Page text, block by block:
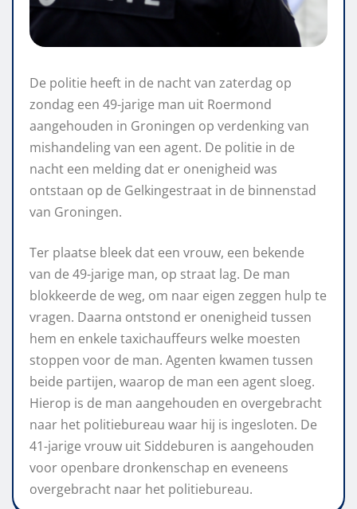
De politie heeft in de nacht van zaterdag op
zondag een 49-jarige man uit Roermond
aangehouden in Groningen op verdenking van
mishandeling van een agent. De politie in de
nacht een melding dat er onenigheid was
ontstaan op de Gelkingestraat in de binnenstad
van Groningen.
Ter plaatse bleek dat een vrouw, een bekende
van de 49-jarige man, op straat lag. De man
blokkeerde de weg, om naar eigen zeggen hulp te
vragen. Daarna ontstond er onenigheid tussen
hem en enkele taxichauffeurs welke moesten
stoppen voor de man. Agenten kwamen tussen
beide partijen, waarop de man een agent sloeg.
Hierop is de man aangehouden en overgebracht
naar het politiebureau waar hij is ingesloten. De
41-jarige vrouw uit Siddeburen is aangehouden
voor openbare dronkenschap en eveneens
overgebracht naar het politiebureau.